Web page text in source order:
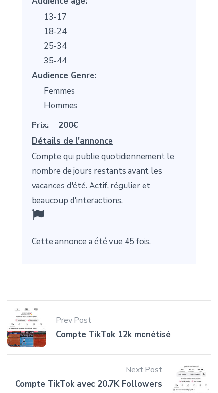
13-17
18-24
25-34
35-44
Audience Genre:
Femmes
Hommes
Prix:
200€
Détails de l'annonce
Compte qui publie quotidiennement le
nombre de jours restants avant les
vacances d'été. Actif, régulier et
beaucoup d'interactions.
Cette annonce a été vue 45 fois.
Prev Post
Compte TikTok 12k monétisé
Next Post
Compte TikTok avec 20.7K Followers